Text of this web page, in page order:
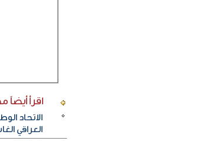
اقرأ أيضاً
الاتحاد
العراقي